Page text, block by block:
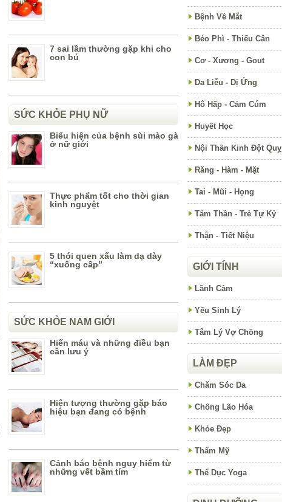
7 sai lầm thường gặp khi cho
con bú
SỨC KHỎE PHỤ NỮ
Biểu hiện của bệnh sùi mào gà
ở nữ giới
Thực phẩm tốt cho thời gian
kinh nguyệt
5 thói quen xấu làm dạ dày
“xuống cấp”
SỨC KHỎE NAM GIỚI
Hiến máu và những điều bạn
cần lưu ý
Hiện tượng thường gặp báo
hiệu bạn đang có bệnh
Cảnh báo bệnh nguy hiểm từ
những vết bầm tím
Bệnh Về Mắt
Béo Phì - Thiếu Cân
Cơ - Xương - Gout
Da Liễu - Dị Ứng
Hô Hấp - Cảm Cúm
Huyết Học
Nội Thần Kinh Đột Quỵ
Răng - Hàm - Mặt
Tai - Mũi - Họng
Tâm Thần - Trẻ Tự Kỷ
Thận - Tiết Niệu
GIỚI TÍNH
Lãnh Cảm
Yếu Sinh Lý
Tâm Lý Vợ Chồng
LÀM ĐẸP
Chăm Sóc Da
Chống Lão Hóa
Khỏe Đẹp
Thẩm Mỹ
Thể Dục Yoga